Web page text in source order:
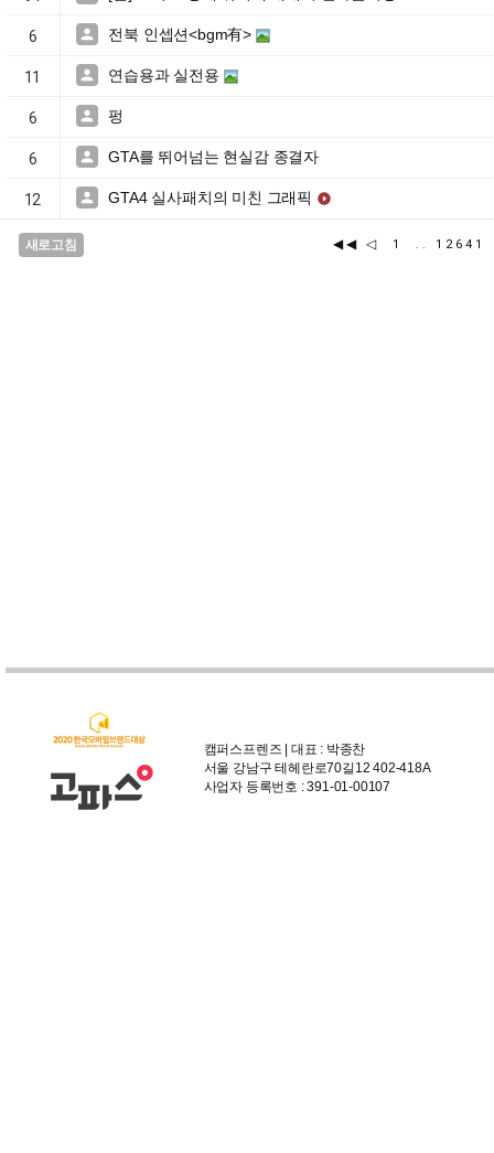
6  전북 인셉션<bgm有>
11  연습용과 실전용
6  펑
6  GTA를 뛰어넘는 현실감 종결자
12  GTA4 실사패치의 미친 그래픽 
새로고침 ◀◀ ◁ 1 ..
캠퍼스프렌즈 | 대표 : 박종찬
서울 강남구 테헤란로70길12 402-418A
사업자 등록번호 : 391-01-00107